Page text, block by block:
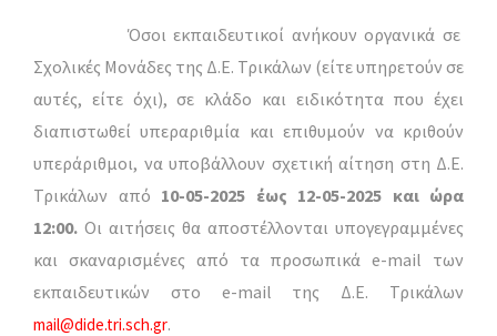
Όσοι εκπαιδευτικοί ανήκουν οργανικά σε
Σχολικές Μονάδες της Δ.Ε. Τρικάλων (είτε υπηρετούν σε
αυτές, είτε όχι), σε κλάδο και ειδικότητα που έχει
διαπιστωθεί υπεραριθμία και επιθυμούν να κριθούν
υπεράριθμοι, να υποβάλλουν σχετική αίτηση στη Δ.Ε.
Τρικάλων από 10-05-2025 έως 12-05-2025 και ώρα
12:00. Οι αιτήσεις θα αποστέλλονται υπογεγραμμένες
και σκαναρισμένες από τα προσωπικά e-mail των
εκπαιδευτικών στο e-mail της Δ.Ε. Τρικάλων
mail@dide.tri.sch.gr.